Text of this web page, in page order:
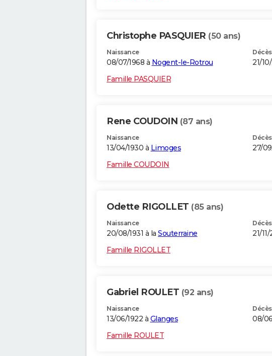
Christophe PASQUIER (50 ans)
Naissance
08/07/1968 à Nogent-le-Rotrou
Décès
21/
Famille PASQUIER
Rene COUDOIN (87 ans)
Naissance
13/04/1930 à Limoges
Décès
27/
Famille COUDOIN
Odette RIGOLLET (85 ans)
Naissance
20/08/1931 à la Souterraine
Décès
21/
Famille RIGOLLET
Gabriel ROULET (92 ans)
Naissance
13/06/1922 à Glanges
Décès
08/
Famille ROULET